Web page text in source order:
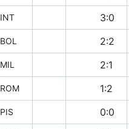
INT 3:0
BOL 2:2
MIL 2:1
ROM 1:2
PIS 0:0